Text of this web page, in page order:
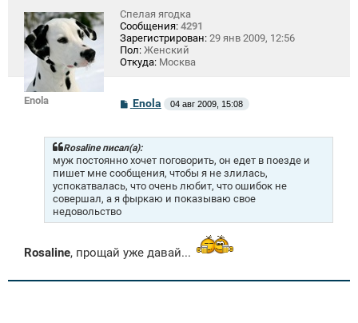
Enola
Спелая ягодка
Сообщения: 4291
Зарегистрирован: 29 янв 2009, 12:56
Пол: Женский
Откуда: Москва
С
б
щ
е
н
и
е
Enola 04 авг 2009, 15:08
Rosaline писал(а):
муж постоянно хочет поговорить, он едет в поезде и
пишет мне сообщения, чтобы я не злилась,
успокатвалась, что очень любит, что ошибок не
совершал, а я фыркаю и показываю свое
недовольство
Rosaline, прощай уже давай...